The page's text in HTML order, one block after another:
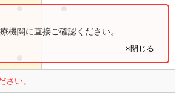
● ●
●
さい。
機関に直接ご確認ください。
×閉じる